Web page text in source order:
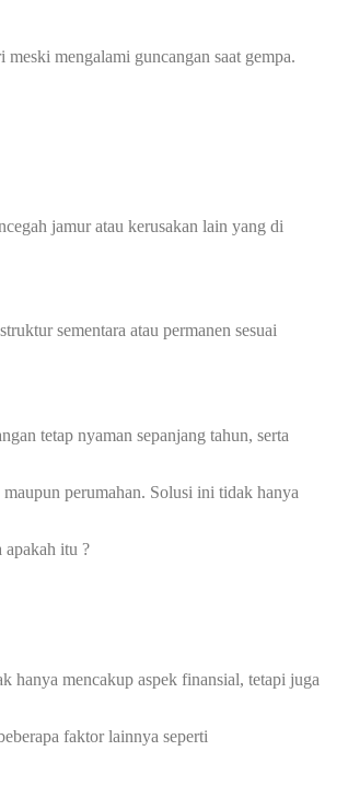
mengalami guncangan saat gempa.
jamur atau kerusakan lain yang di
sementara atau permanen sesuai
tetap nyaman sepanjang tahun, serta
perumahan. Solusi ini tidak hanya
apakah itu ?
hanya mencakup aspek finansial, tetapi juga
faktor lainnya seperti